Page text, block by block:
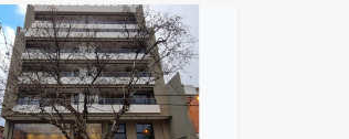
Venta
US$120,000